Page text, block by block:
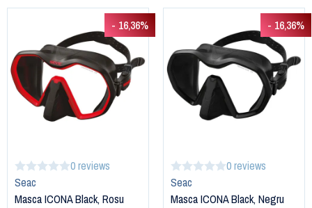
- 16,36%
0 reviews
Seac
Masca ICONA Black, Rosu
- 16,36%
0 reviews
Seac
Masca ICONA Black, Negru